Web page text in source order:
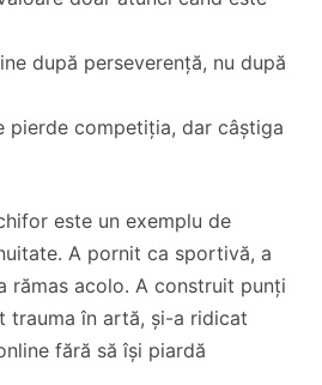
după perseverență, nu după
pierde competiția, dar câștiga
este un exemplu de
A pornit ca sportivă, a
rămas acolo. A construit punți
trauma în artă, și-a ridicat
fără să își piardă